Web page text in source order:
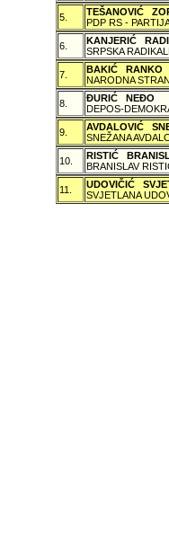
5.
TEŠANOVIĆ
PDP RS -
6.
KANJERIĆ
SRPSKA
7.
BAKIĆ RANKO
NARODNA
8.
ÐURIĆ NEÐO
DEPOS-
9.
AVDALOVIĆ
SNEŽANA
10.
RISTIĆ
BRANISLAV
11.
UDOVIČIĆ
SVJETLANA